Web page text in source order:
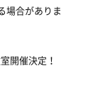
場合がありま
開催決定！